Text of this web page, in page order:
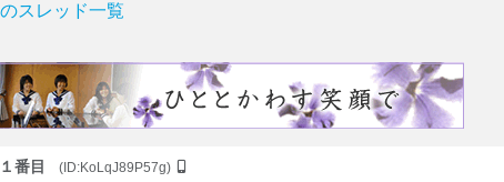
スレッド一覧
番目
(ID:KoLqJ89P57g)